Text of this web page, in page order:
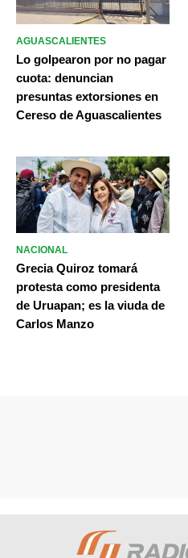
AGUASCALIENTES
Lo golpearon por no pagar
cuota: denuncian
presuntas extorsiones en
Cereso de Aguascalientes
NACIONAL
Grecia Quiroz tomará
protesta como presidenta
de Uruapan; es la viuda de
Carlos Manzo